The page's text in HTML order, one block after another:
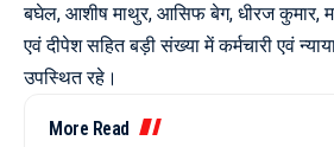
बघेल, आशीष माथुर, आसिफ बेग, धीरज कुमार,
एवं दीपेश सहित बड़ी संख्या में कर्मचारी एवं
उपस्थित रहे।
More Read